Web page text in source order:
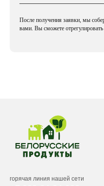
После получения заявки, мы
вами. Вы сможете
горячая линия нашей сети